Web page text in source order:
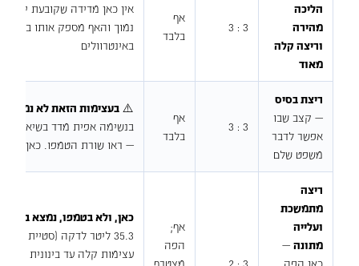
הליכה
מהירה
וריצה קלה
מאוד
3 : 3
אף
בלבד
אין כאן מדידה שקובעת יחס,
נמוך והאף מספק אותו
באינטרוולים
ריצת בסיס
— קצב שבו
אפשר לדבר
משפט שלם
3 : 3
אף
בלבד
⚠️ בעצימות הזאת לא נמדד
— ראו שורת הטמפו. כאן
ריצה
מתמשכת
ועלייה
מתונה —
אף;
הפה
כאן, ולא בטמפו, נמצא